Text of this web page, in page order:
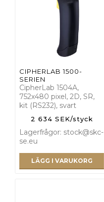
CIPHERLAB 1500-
SERIEN
CipherLab 1504A,
752x480 pixel, 2D, SR,
kit (RS232), svart
2 634 SEK/styck
Lagerfrågor: stock@skc-
se.eu
LÄGG I VARUKORG